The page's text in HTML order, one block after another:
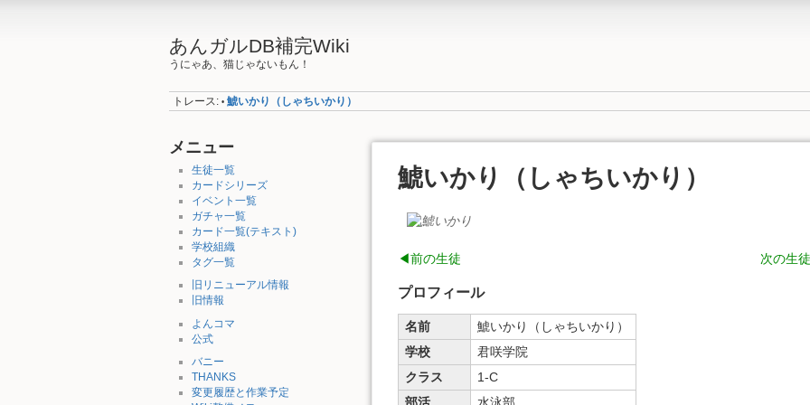
あんガルDB補完Wiki
うにゃあ、猫じゃないもん！
トレース: • 鯱いかり（しゃちいかり）
メニュー
生徒一覧
カードシリーズ
イベント一覧
ガチャ一覧
カード一覧(テキスト)
学校組織
タグ一覧
旧リニューアル情報
旧情報
よんコマ
公式
バニー
THANKS
変更履歴と作業予定
鯱いかり（しゃちいかり）
◀前の生徒 次の生
プロフィール
名前
鯱いかり（しゃちいかり）
学校
君咲学院
クラス
1-C